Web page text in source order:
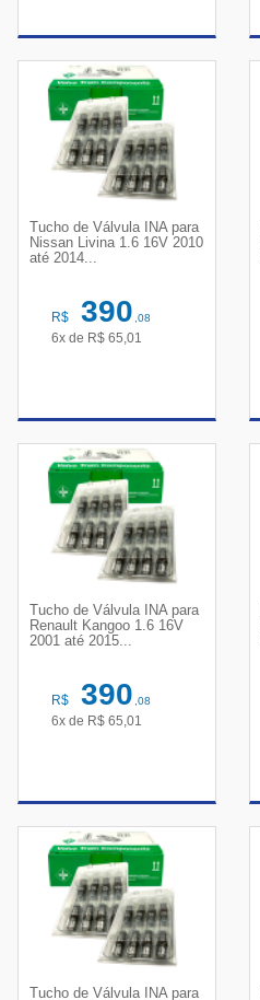
Tucho de Válvula INA para
Nissan Livina 1.6 16V 2010
até 2014...
R$ 390,08
6x de R$ 65,01
Tucho de Válvula INA para
Renault Kangoo 1.6 16V
2001 até 2015...
R$ 390,08
6x de R$ 65,01
Tucho de Válvula INA para